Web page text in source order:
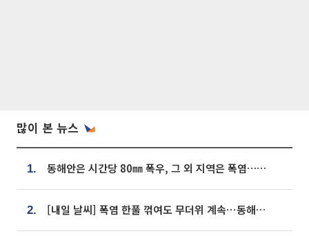
많이 본 뉴스
1. 동해안은 시간당 80㎜ 폭우, 그 외 지역은 폭염…‘극과 극 날씨’
2. [내일 날씨] 폭염 한풀 꺾여도 무더위 계속⋯동해안 이틀 연속 비